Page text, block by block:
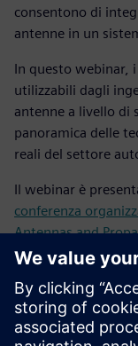
consentono di
antenne in un
In questo webinar,
utilizzabili dagli
antenne a livello di
panoramica delle
reali del settore
Il webinar è
conferenza
Antennas and
Relatore